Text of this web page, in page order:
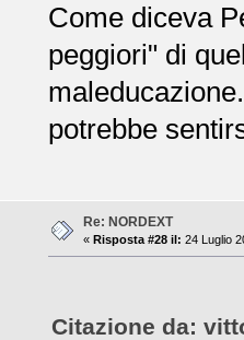
Come diceva
peggiori" di
potrebbe
Re: NORDEXT
« Risposta #28 il: 24 Luglio
Citazione da: